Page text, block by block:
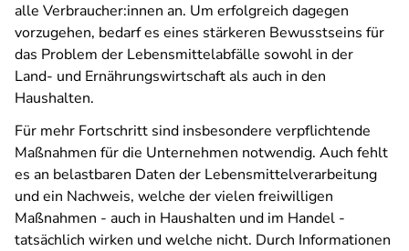
alle Verbraucher:innen an. Um erfolgreich dagegen
vorzugehen, bedarf es eines stärkeren Bewusstseins für
das Problem der Lebensmittelabfälle sowohl in der
Land- und Ernährungswirtschaft als auch in den
Haushalten.
Für mehr Fortschritt sind insbesondere verpflichtende
Maßnahmen für die Unternehmen notwendig. Auch fehlt
es an belastbaren Daten der Lebensmittelverarbeitung
und ein Nachweis, welche der vielen freiwilligen
Maßnahmen - auch in Haushalten und im Handel -
tatsächlich wirken und welche nicht. Durch Informationen